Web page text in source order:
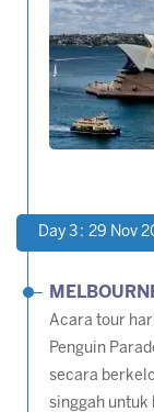
Day 3 : 29 Nov
Acara tour
Penguin
secara
singgah untuk